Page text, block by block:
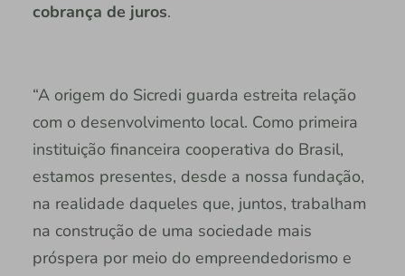
cobrança de juros.
“A origem do Sicredi guarda estreita relação
com o desenvolvimento local. Como primeira
instituição financeira cooperativa do Brasil,
estamos presentes, desde a nossa fundação,
na realidade daqueles que, juntos, trabalham
na construção de uma sociedade mais
próspera por meio do empreendedorismo e